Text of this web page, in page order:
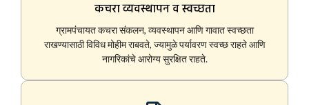
कचरा व्यवस्थापन व स्वच्छता
ग्रामपंचायत कचरा संकलन, व्यवस्थापन आणि गावात स्वच्छता
राखण्यासाठी विविध मोहीम राबवते, ज्यामुळे पर्यावरण स्वच्छ राहते आणि
नागरिकांचे आरोग्य सुरक्षित राहते.